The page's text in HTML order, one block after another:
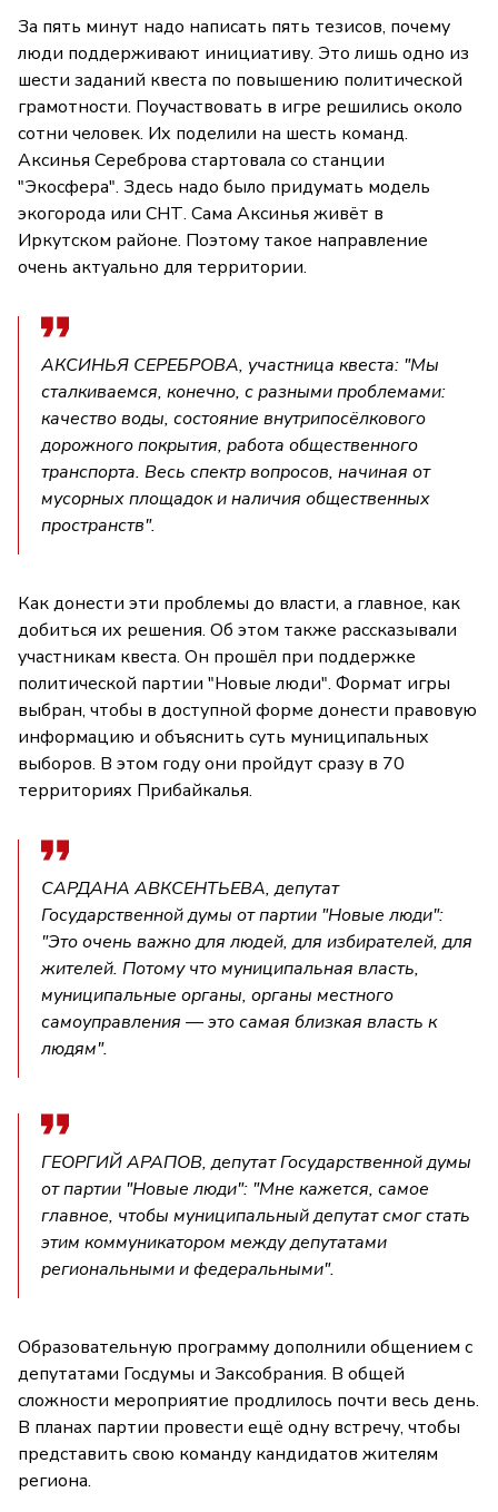
За пять минут надо написать пять тезисов, почему
люди поддерживают инициативу. Это лишь одно из
шести заданий квеста по повышению политической
грамотности. Поучаствовать в игре решились около
сотни человек. Их поделили на шесть команд.
Аксинья Сереброва стартовала со станции
"Экосфера". Здесь надо было придумать модель
экогорода или СНТ. Сама Аксинья живёт в
Иркутском районе. Поэтому такое направление
очень актуально для территории.
АКСИНЬЯ СЕРЕБРОВА, участница квеста: "Мы
сталкиваемся, конечно, с разными проблемами:
качество воды, состояние внутрипосёлкового
дорожного покрытия, работа общественного
транспорта. Весь спектр вопросов, начиная от
мусорных площадок и наличия общественных
пространств".
Как донести эти проблемы до власти, а главное, как
добиться их решения. Об этом также рассказывали
участникам квеста. Он прошёл при поддержке
политической партии "Новые люди". Формат игры
выбран, чтобы в доступной форме донести правовую
информацию и объяснить суть муниципальных
выборов. В этом году они пройдут сразу в 70
территориях Прибайкалья.
САРДАНА АВКСЕНТЬЕВА, депутат
Государственной думы от партии "Новые люди":
"Это очень важно для людей, для избирателей, для
жителей. Потому что муниципальная власть,
муниципальные органы, органы местного
самоуправления — это самая близкая власть к
людям".
ГЕОРГИЙ АРАПОВ, депутат Государственной думы
от партии "Новые люди": "Мне кажется, самое
главное, чтобы муниципальный депутат смог стать
этим коммуникатором между депутатами
региональными и федеральными".
Образовательную программу дополнили общением с
депутатами Госдумы и Заксобрания. В общей
сложности мероприятие продлилось почти весь день.
В планах партии провести ещё одну встречу, чтобы
представить свою команду кандидатов жителям
региона.